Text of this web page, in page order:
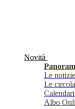
Novità
Le notizie
Le
Albo